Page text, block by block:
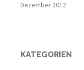
Dezember 2012
KATEGORIEN